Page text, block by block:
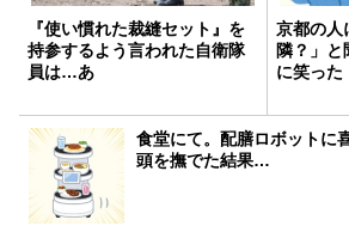
『使い慣れた裁縫セット』を
持参するよう言われた自衛隊
員は…あ
京都の人
隣？」
に笑った
食堂にて。配膳ロボットに
頭を撫でた結果…